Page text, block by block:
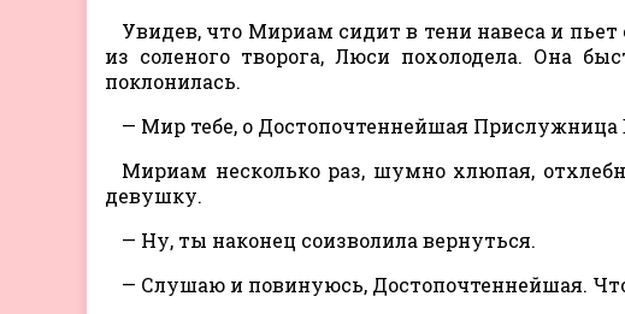
Увидев, что Мириам сидит в тени навеса и
из соленого творога, Люси похолодела. Она
поклонилась.
— Мир тебе, о Достопочтеннейшая Прислужница
Мириам несколько раз, шумно хлюпая,
девушку.
— Ну, ты наконец соизволила вернуться.
— Слушаю и повинуюсь, Достопочтеннейшая.